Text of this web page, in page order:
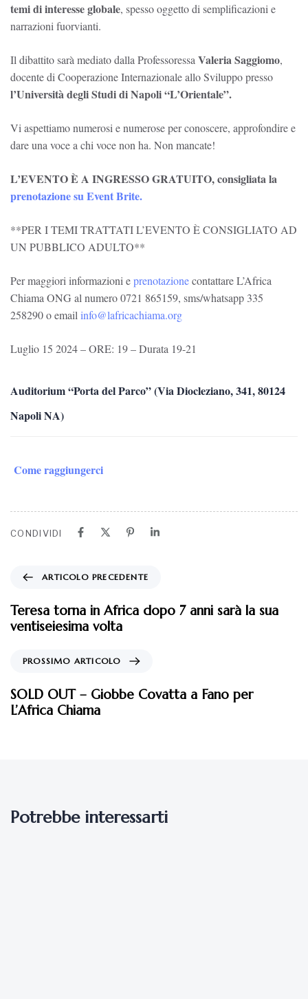
temi di interesse globale, spesso oggetto di semplificazioni e
narrazioni fuorvianti.
Il dibattito sarà mediato dalla ProfessoressaValeria Saggiomo,
docente di Cooperazione Internazionale allo Sviluppo presso
l’Università degli Studi di Napoli “L’Orientale”.
Vi aspettiamo numerosi e numerose per conoscere, approfondire e
dare una voce a chi voce non ha. Non mancate!
L’EVENTO È A INGRESSO GRATUITO, consigliata la
prenotazionesu Event Brite.
**PER I TEMI TRATTATI L’EVENTO È CONSIGLIATO AD
UN PUBBLICO ADULTO**
Per maggiori informazioni eprenotazionecontattare L’Africa
Chiama ONG al numero 0721 865159, sms/whatsapp 335
258290 o emailinfo@lafricachiama.org
Luglio 15 2024 – ORE: 19 – Durata 19-21
Auditorium “Porta del Parco” (Via Diocleziano, 341, 80124
Napoli NA)
Come raggiungerci
CONDIVIDI
ARTICOLO PRECEDENTE
Teresa torna in Africa dopo 7 anni sarà la sua
ventiseiesima volta
PROSSIMO ARTICOLO
SOLD OUT – Giobbe Covatta a Fano per
L’Africa Chiama
Potrebbe interessarti